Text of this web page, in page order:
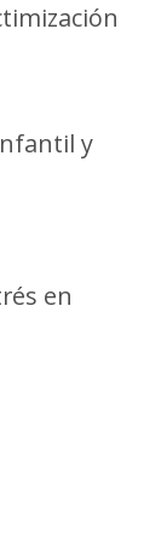
y
en